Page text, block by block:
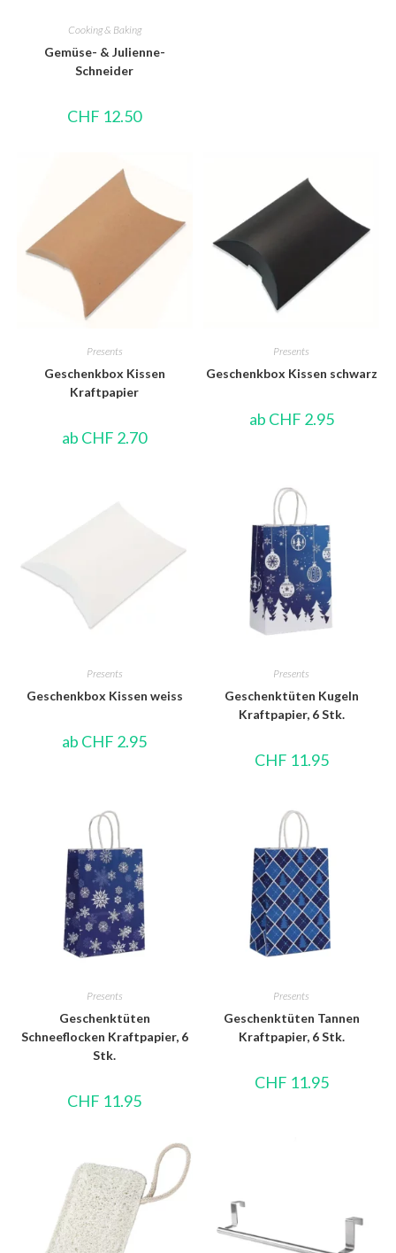
Cooking & Baking
Gemüse- & Julienne-
Schneider
CHF 12.50
Presents
Geschenkbox Kissen
Kraftpapier
ab CHF 2.70
Presents
Geschenkbox Kissen schwarz
ab CHF 2.95
Presents
Geschenkbox Kissen weiss
ab CHF 2.95
Presents
Geschenktüten Kugeln
Kraftpapier, 6 Stk.
CHF 11.95
Presents
Geschenktüten
Schneeflocken Kraftpapier, 6
Stk.
CHF 11.95
Presents
Geschenktüten Tannen
Kraftpapier, 6 Stk.
CHF 11.95